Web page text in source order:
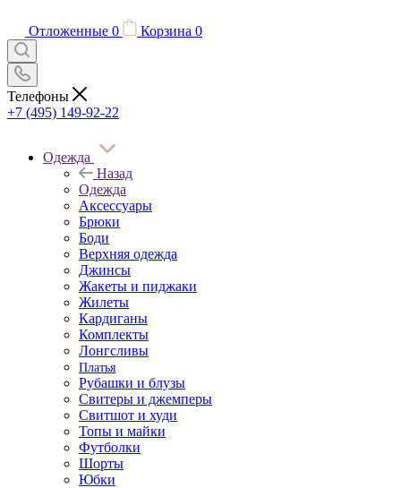
Отложенные 0 Корзина 0
Телефоны
+7 (495) 149-92-22
Одежда
Назад
Одежда
Аксессуары
Брюки
Боди
Верхняя одежда
Джинсы
Жакеты и пиджаки
Жилеты
Кардиганы
Комплекты
Лонгсливы
Платья
Рубашки и блузы
Свитеры и джемперы
Свитшот и худи
Топы и майки
Футболки
Шорты
Юбки